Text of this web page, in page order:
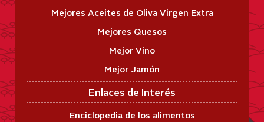
Mejores Aceites de Oliva Virgen Extra
Mejores Quesos
Mejor Vino
Mejor Jamón
Enlaces de Interés
Enciclopedia de los alimentos